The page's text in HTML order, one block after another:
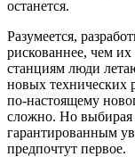
останется.
Разумеется,
рискованнее, чем
станциям люди
новых технических
по-настоящему
сложно. Но выбирая
гарантированным
предпочтут первое.